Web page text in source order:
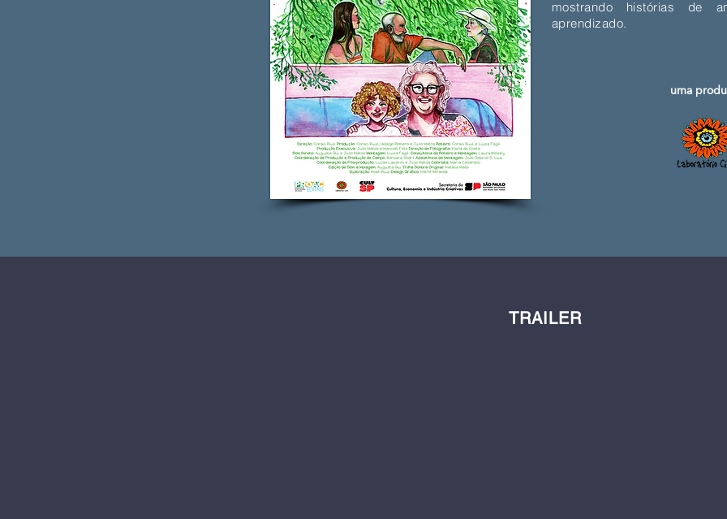
mostrando histórias de
aprendizado.
uma
TRAILER